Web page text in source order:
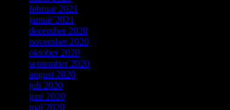
februar 2021
januar 2021
december 2020
november 2020
oktober 2020
september 2020
august 2020
juli 2020
juni 2020
maj 2020